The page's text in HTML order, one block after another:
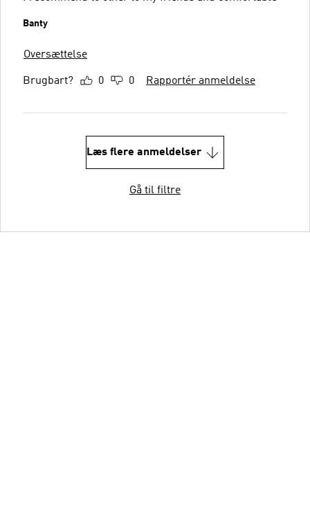
Banty
Oversættelse
Brugbart? 0 0 Rapportér anmeldelse
Læs flere anmeldelser
Gå til filtre